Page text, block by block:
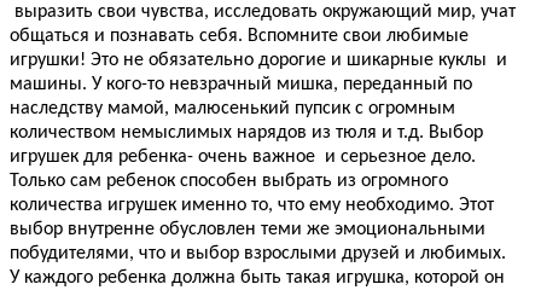
выразить свои чувства, исследовать окружающий мир, учат
общаться и познавать себя. Вспомните свои любимые
игрушки! Это не обязательно дорогие и шикарные куклы и
машины. У кого-то невзрачный мишка, переданный по
наследству мамой, малюсенький пупсик с огромным
количеством немыслимых нарядов из тюля и т.д. Выбор
игрушек для ребенка- очень важное и серьезное дело.
Только сам ребенок способен выбрать из огромного
количества игрушек именно то, что ему необходимо. Этот
выбор внутренне обусловлен теми же эмоциональными
побудителями, что и выбор взрослыми друзей и любимых.
У каждого ребенка должна быть такая игрушка, которой он